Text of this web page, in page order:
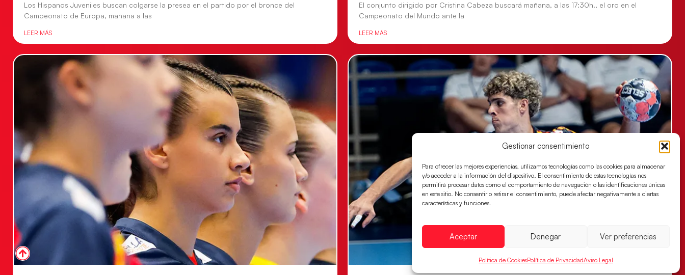
Gestionar consentimiento
Para ofrecer las mejores experiencias, utilizamos tecnologías como las cookies para almacenar
y/o acceder a la información del dispositivo. El consentimiento de estas tecnologías nos
permitirá procesar datos como el comportamiento de navegación o las identificaciones únicas
en este sitio. No consentir o retirar el consentimiento, puede afectar negativamente a ciertas
características y funciones.
Aceptar Denegar Ver preferencias
Política de CookiesPolítica de PrivacidadAviso Legal
Los Hispanos Juveniles buscan colgarse la presea en el partido por el bronce del
Campeonato de Europa, mañana a las
LEER MÁS
El conjunto dirigido por Cristina Cabeza buscará mañana, a las 17:30h., el oro en el
Campeonato del Mundo ante la
LEER MÁS